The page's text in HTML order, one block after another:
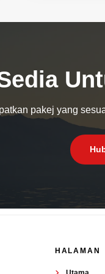
pakej yang
HALAMAN